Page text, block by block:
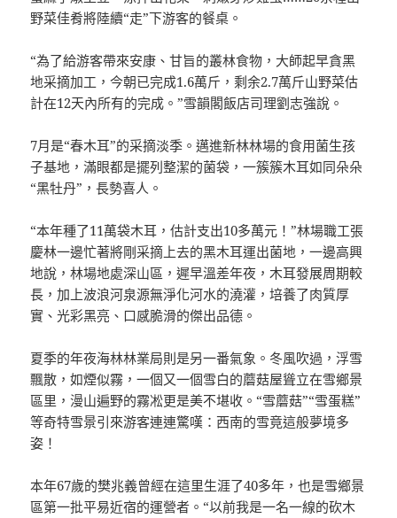
野菜佳肴將陸續“走”下游客的餐桌。
“為了給游客帶來安康、甘旨的叢林食物，大師起早貪黑
地采摘加工，今朝已完成1.6萬斤，剩余2.7萬斤山野菜估
計在12天內所有的完成。”雪韻閣飯店司理劉志強說。
7月是“春木耳”的采摘淡季。邁進新林林場的食用菌生孩
子基地，滿眼都是擺列整潔的菌袋，一簇簇木耳如同朵朵
“黑牡丹”，長勢喜人。
“本年種了11萬袋木耳，估計支出10多萬元！”林場職工張
慶林一邊忙著將剛采摘上去的黑木耳運出菌地，一邊高興
地說，林場地處深山區，遲早溫差年夜，木耳發展周期較
長，加上波浪河泉源無淨化河水的澆灌，培養了肉質厚
實、光彩黑亮、口感脆滑的傑出品德。
夏季的年夜海林林業局則是另一番氣象。冬風吹過，浮雪
飄散，如煙似霧，一個又一個雪白的蘑菇屋聳立在雪鄉景
區里，漫山遍野的霧凇更是美不堪收。“雪蘑菇”“雪蛋糕”
等奇特雪景引來游客連連驚嘆：西南的雪竟這般夢境多
姿！
本年67歲的樊兆義曾經在這里生涯了40多年，也是雪鄉景
區第一批平易近宿的運營者。“以前我是一名一線的砍木